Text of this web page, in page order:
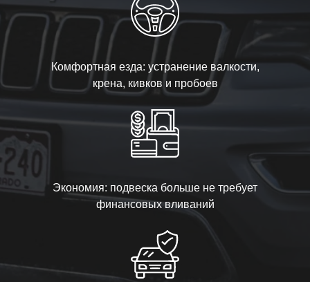
Комфортная езда: устранение валкости,
крена, кивков и пробоев
Экономия: подвеска больше не требует
финансовых вливаний